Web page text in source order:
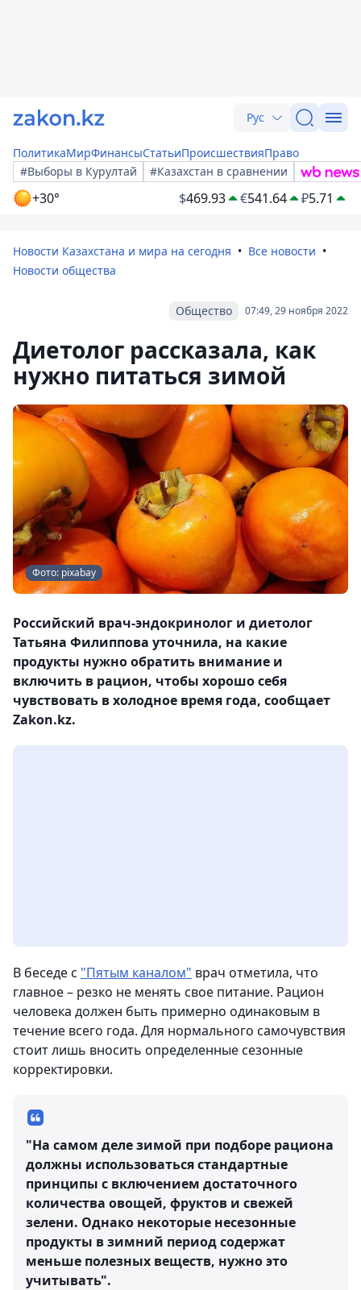
Рус
ПолитикаМирФинансыСтатьиПроисшествияПраво
#Выборы в Курултай
#Казахстан в сравнении
+30° $469.93 €541.64 ₽5.71
Новости Казахстана и мира на сегодня
Все новости
Новости общества
07:49, 29 ноября 2022
Общество
Диетолог рассказала, как
нужно питаться зимой
Фото: pixabay
Российский врач-эндокринолог и диетолог
Татьяна Филиппова уточнила, на какие
продукты нужно обратить внимание и
включить в рацион, чтобы хорошо себя
чувствовать в холодное время года, сообщает
Zakon.kz.
В беседе с "Пятым каналом" врач отметила, что
главное – резко не менять свое питание. Рацион
человека должен быть примерно одинаковым в
течение всего года. Для нормального самочувствия
стоит лишь вносить определенные сезонные
корректировки.
"На самом деле зимой при подборе рациона
должны использоваться стандартные
принципы с включением достаточного
количества овощей, фруктов и свежей
зелени. Однако некоторые несезонные
продукты в зимний период содержат
меньше полезных веществ, нужно это
учитывать".